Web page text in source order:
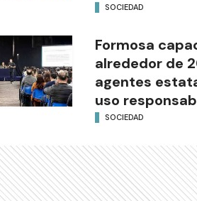
SOCIEDAD
Formosa
alrededor de
agentes
uso
SOCIEDAD